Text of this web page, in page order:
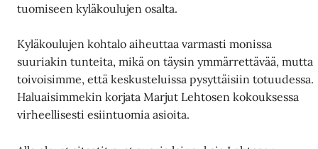
tuomiseen kyläkoulujen osalta.
Kyläkoulujen kohtalo aiheuttaa varmasti monissa
suuriakin tunteita, mikä on täysin ymmärrettävää, mutta
toivoisimme, että keskusteluissa pysyttäisiin totuudessa.
Haluaisimmekin korjata Marjut Lehtosen kokouksessa
virheellisesti esiintuomia asioita.